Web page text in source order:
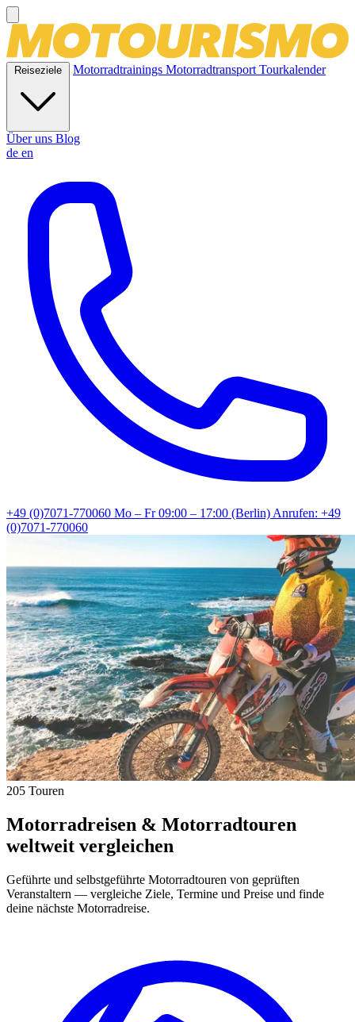
Reiseziele Motorradtrainings MotorradtransportTourkalender
Über uns Blog
de en
+49 (0)7071-770060 Mo – Fr 09:00 – 17:00 (Berlin)Anrufen: +49
(0)7071-770060
205 Touren
Motorradreisen & Motorradtouren
weltweit vergleichen
Geführte und selbstgeführte Motorradtouren von geprüften
Veranstaltern — vergleiche Ziele, Termine und Preise und finde
deine nächste Motorradreise.